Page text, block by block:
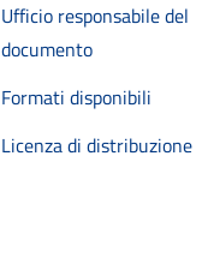
Ufficio responsabile del
documento
Formati disponibili
Licenza di distribuzione